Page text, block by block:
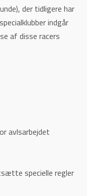
der tidligere har
indgår
af disse racers
avlsarbejdet
specielle regler